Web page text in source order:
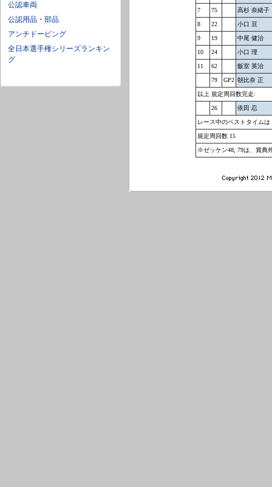
公認車両
公認用品・部品
アンチドーピング
全日本選手権シリーズランキン
グ
7 75 高杉 奈緒子
8 22 小口 亘
9 19 中尾 健治
10 24 小口 理
11 62 飯室 英治
79 GP2 朝比奈 正
以上 規定周回数完走:
26 依田 忍
レース中のベストタイムは
規定周回数 15
※ゼッケン48, 79は、賞典